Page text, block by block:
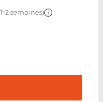
2 semaines)